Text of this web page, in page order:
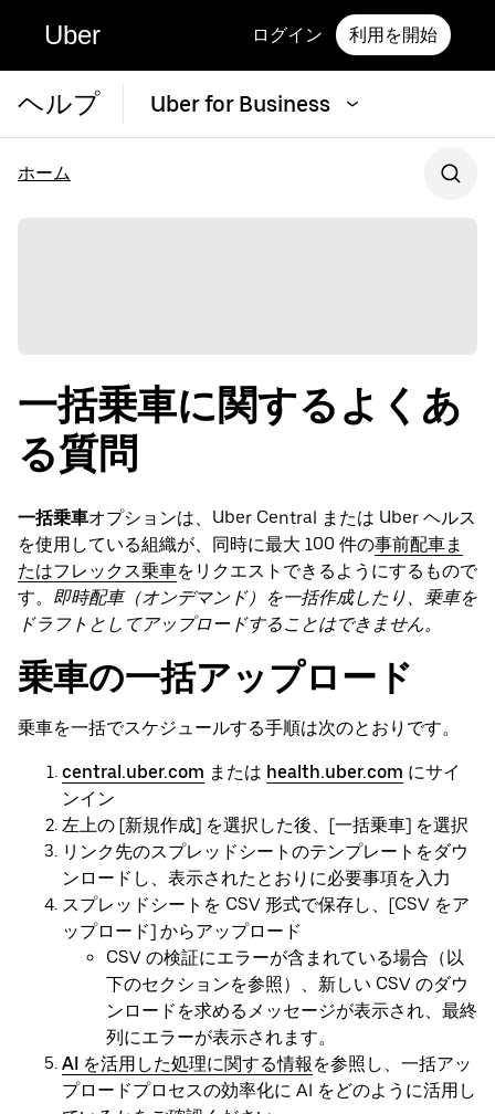
Uber ログイン 利用を開始
ヘルプ Uber for Business
ホーム
一括乗車に関するよくあ
る質問
一括乗車オプションは、Uber Central または Uber ヘルス
を使用している組織が、同時に最大 100 件の事前配車ま
たはフレックス乗車をリクエストできるようにするもので
す。 即時配車（オンデマンド）を一括作成したり、乗車を
ドラフトとしてアップロードすることはできません。
乗車の一括アップロード
乗車を一括でスケジュールする手順は次のとおりです。
central.uber.com または health.uber.com にサイ
ンイン
左上の [新規作成] を選択した後、[一括乗車] を選択
リンク先のスプレッドシートのテンプレートをダウ
ンロードし、表示されたとおりに必要事項を入力
スプレッドシートを CSV 形式で保存し、[CSV をア
ップロード] からアップロード
CSV の検証にエラーが含まれている場合（以
下のセクションを参照）、新しい CSV のダウ
ンロードを求めるメッセージが表示され、最終
列にエラーが表示されます。
AI を活用した処理に関する情報 を参照し、一括アッ
プロードプロセスの効率化に AI をどのように活用し